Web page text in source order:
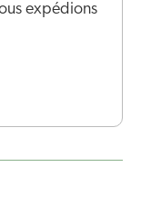
expédions